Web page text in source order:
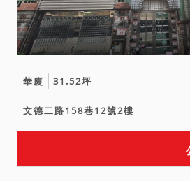
地市縣政府
該不動產之
標時一併提
貼之公告內
告內容為準
華廈 31.52坪
文德二路158巷12號2樓